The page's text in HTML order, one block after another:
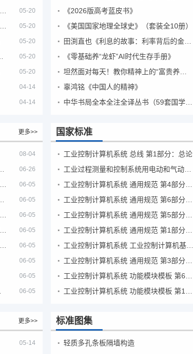
05-20
05-20
05-20
05-20
05-20
04-14
04-14
《2026版高考蓝皮书》
《美国国家地理全球史》（套装全10册）
田渕直也《利息的故事：利率背后的金融世界》
《零基础养“龙虾”AI时代生存手册》
辜鸿铭《中国人的精神》
中华书局全本全注全译丛书（59套国学经典）
更多>>
08-04
06-26
06-05
06-05
06-05
06-05
06-05
06-05
06-05
06-05
国家标准
工业控制计算机系统 总线 第1部分：总论
工业过程测量和控制系统用电动和气动模拟计算器性能评定方法
工业控制计算机系统 工业控制计算机基本平台 第2部分：性能评定方法
更多>>
05-14
标准图集
轻质多孔条板隔墙构造